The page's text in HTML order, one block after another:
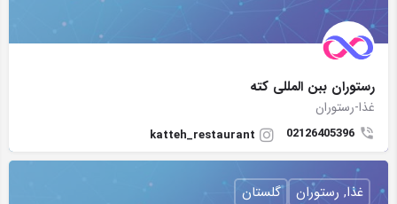
رستوران ببن المللی کته
غذا-رستوران
02126405396
katteh_restaurant
غذا, رستوران گلستان